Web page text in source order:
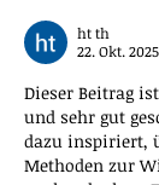
ht th
22. Okt. 2025
Dieser Beitrag
und sehr gut
dazu inspiriert,
Methoden zur